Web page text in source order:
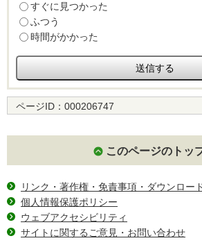
すぐに見つかった
ふつう
時間がかかった
ページID： 000206747
このページのトッ
リンク・著作権・免責事項・ダウンロー
個人情報保護ポリシー
ウェブアクセシビリティ
サイトに関するご意見・お問い合わせ